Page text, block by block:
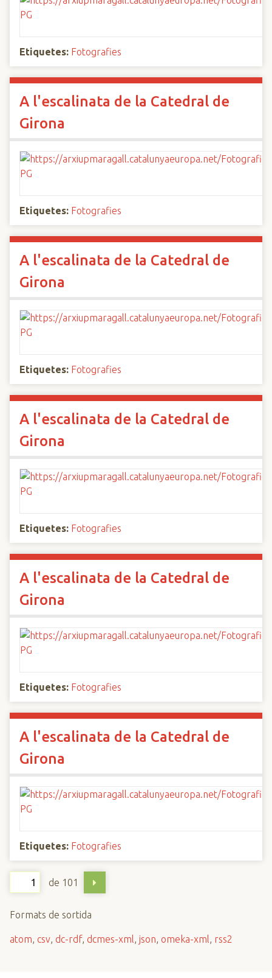
Etiquetes: Fotografies
A l'escalinata de la Catedral de
Girona
Etiquetes: Fotografies
A l'escalinata de la Catedral de
Girona
Etiquetes: Fotografies
A l'escalinata de la Catedral de
Girona
Etiquetes: Fotografies
A l'escalinata de la Catedral de
Girona
Etiquetes: Fotografies
A l'escalinata de la Catedral de
Girona
Etiquetes: Fotografies
de 101
Formats de sortida
atom, csv, dc-rdf, dcmes-xml, json, omeka-xml, rss2